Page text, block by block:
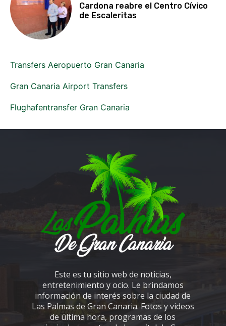
Cardona reabre el Centro Cívico
de Escaleritas
Transfers Aeropuerto Gran Canaria
Gran Canaria Airport Transfers
Flughafentransfer Gran Canaria
Este es tu sitio web de noticias,
entretenimiento y ocio. Le brindamos
información de interés sobre la ciudad de
Las Palmas de Gran Canaria. Fotos y videos
de última hora, programas de los